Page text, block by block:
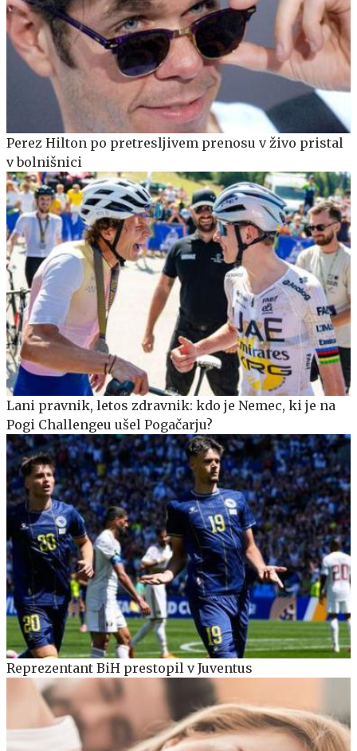
Perez Hilton po pretresljivem prenosu v živo pristal
v bolnišnici
Lani pravnik, letos zdravnik: kdo je Nemec, ki je na
Pogi Challengeu ušel Pogačarju?
Reprezentant BiH prestopil v Juventus